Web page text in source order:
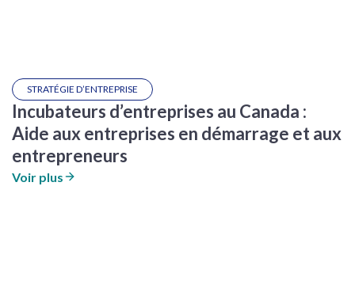
STRATÉGIE D’ENTREPRISE
Incubateurs d’entreprises au Canada :
Aide aux entreprises en démarrage et aux
entrepreneurs
Voir plus